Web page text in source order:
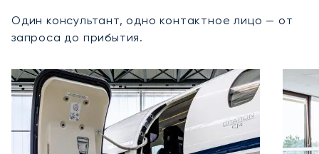
Один консультант, одно контактное лицо — от
запроса до прибытия.